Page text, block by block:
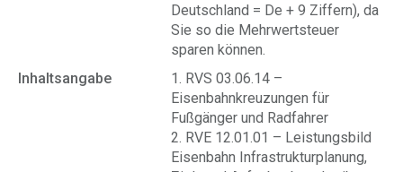
Deutschland = De + 9 Ziffern), da
Sie so die Mehrwertsteuer
sparen können.
Inhaltsangabe
1. RVS 03.06.14 –
Eisenbahnkreuzungen für
Fußgänger und Radfahrer
2. RVE 12.01.01 – Leistungsbild
Eisenbahn Infrastrukturplanung,